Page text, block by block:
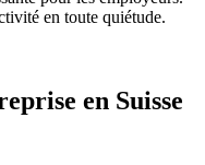
en toute quiétude.
en Suisse